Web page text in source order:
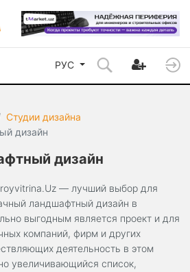
РУС
Студии дизайна
дизайн
дизайн
— лучший выбор для
ландшафтный дизайн в
выгодным является проект и для
компаний, фирм и других
деятельность в этом
увеличивающийся список,